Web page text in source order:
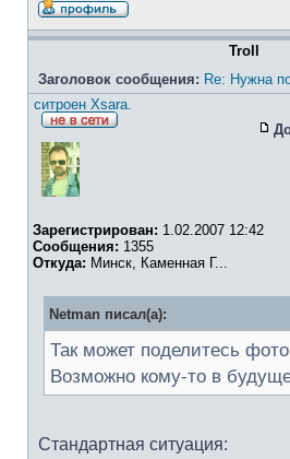
Troll
Заголовок сообщения: Re: Нужна
ситроен Xsara.
Зарегистрирован: 1.02.2007 12:42
Сообщения: 1355
Откуда: Минск, Каменная Г...
Netman писал(а):
Так может поделитесь
Возможно кому-то в
Стандартная ситуация: